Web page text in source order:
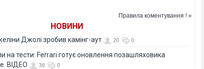
Правила коментування ! »
НОВИНИ
Джолі зробив камінг-аут 20 0
на тести: Ferrari готує оновлення позашляховика
ВІДЕО
39 0